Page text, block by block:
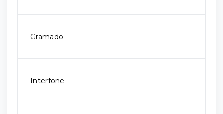
Gramado
Interfone